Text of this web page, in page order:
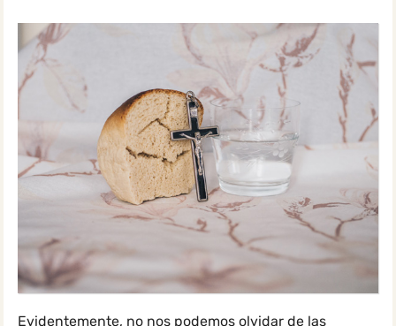
Evidentemente, no nos podemos olvidar de las